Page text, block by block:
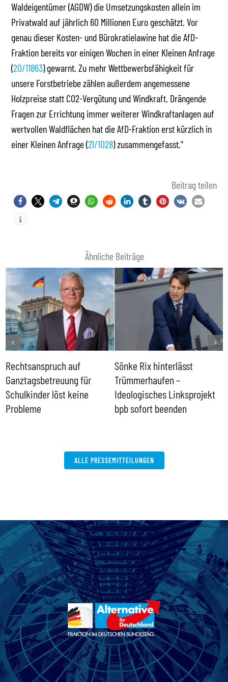
Waldeigentümer (AGDW) die Umsetzungskosten allein im
Privatwald auf jährlich 60 Millionen Euro geschätzt. Vor
genau dieser Kosten- und Bürokratielawine hat die AfD-
Fraktion bereits vor einigen Wochen in einer Kleinen Anfrage
(20/11863) gewarnt. Zu mehr Wettbewerbsfähigkeit für
unsere Forstbetriebe zählen außerdem angemessene
Holzpreise statt CO2-Vergütung und Windkraft. Drängende
Fragen zur Errichtung immer weiterer Windkraftanlagen auf
wertvollen Waldflächen hat die AfD-Fraktion erst kürzlich in
einer Kleinen Anfrage (21/1028) zusammengefasst.“
Beitrag teilen
Ähnliche Beiträge
Rechtsanspruch auf
Ganztagsbetreuung für
Schulkinder löst keine
Probleme
Sönke Rix hinterlässt
Trümmerhaufen –
Ideologisches Linksprojekt
bpb sofort beenden
ALLE PRESSEMITTEILUNGEN